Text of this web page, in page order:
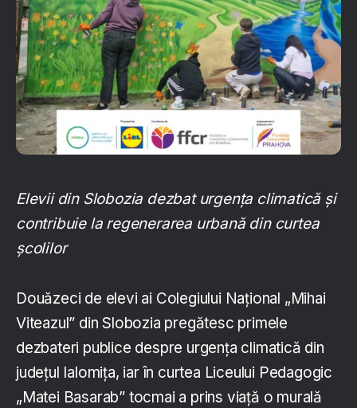
Elevii din Slobozia dezbat urgența climatică și
contribuie la regenerarea urbană din curtea
școlilor
Douăzeci de elevi ai Colegiului Național „Mihai
Viteazul” din Slobozia pregătesc primele
dezbateri publice despre urgența climatică din
județul Ialomița, iar în curtea Liceului Pedagogic
„Matei Basarab” tocmai a prins viață o murală